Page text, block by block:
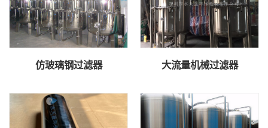
仿玻璃钢过滤器 大流量机械过滤器